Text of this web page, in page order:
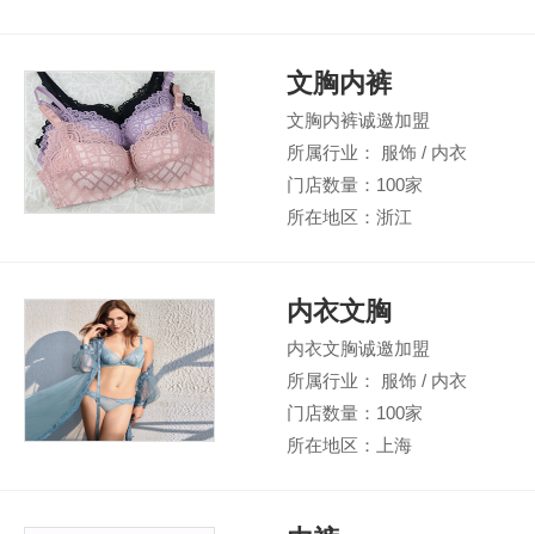
文胸内裤
文胸内裤诚邀加盟
所属行业： 服饰 / 内衣
门店数量：100家
所在地区：浙江
内衣文胸
内衣文胸诚邀加盟
所属行业： 服饰 / 内衣
门店数量：100家
所在地区：上海